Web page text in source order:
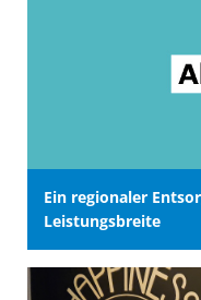
Ein regionaler
Leistungsbreite